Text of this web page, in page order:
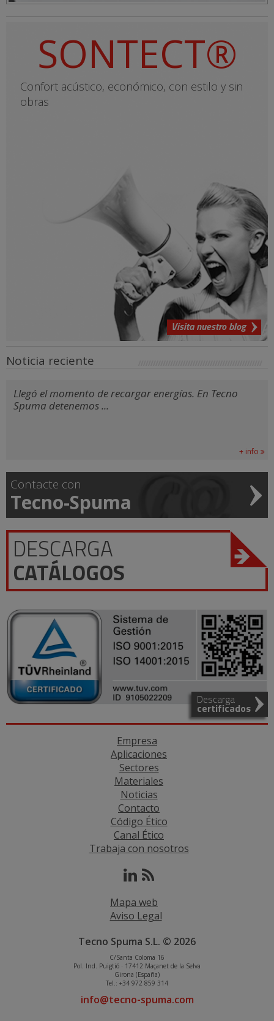
SONTECT®
Confort acústico, económico, con estilo y sin
obras
Visita nuestro blog
Noticia reciente
Llegó el momento de recargar energías. En Tecno
Spuma detenemos ...
+ info
Contacte con
Tecno-Spuma
DESCARGA
CATÁLOGOS
Descarga
certificados
Empresa
Aplicaciones
Sectores
Materiales
Noticias
Contacto
Código Ético
Canal Ético
Trabaja con nosotros
Mapa web
Aviso Legal
Tecno Spuma S.L. © 2026
C/Santa Coloma 16
Pol. Ind. Puigtió · 17412 Maçanet de la Selva
Girona (España)
Tel.: +34 972 859 314
info@tecno-spuma.com